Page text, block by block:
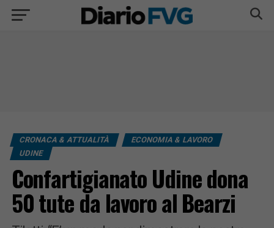
CRONACA & ATTUALITÀ
ECONOMIA & LAVORO
UDINE
Confartigianato Udine dona
50 tute da lavoro al Bearzi